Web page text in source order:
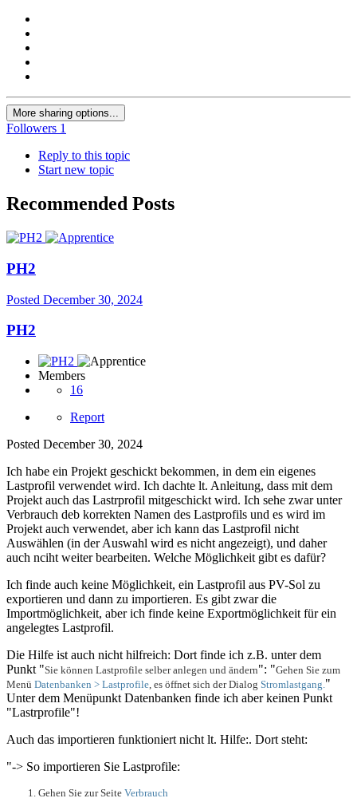
More sharing options...
Followers 1
Reply to this topic
Start new topic
Recommended Posts
PH2
Posted December 30, 2024
PH2
Members
16
Report
Posted December 30, 2024
Ich habe ein Projekt geschickt bekommen, in dem ein eigenes
Lastprofil verwendet wird. Ich dachte lt. Anleitung, dass mit dem
Projekt auch das Lastrprofil mitgeschickt wird. Ich sehe zwar unter
Verbrauch deb korrekten Namen des Lastprofils und es wird im
Projekt auch verwendet, aber ich kann das Lastprofil nicht
Auswählen (in der Auswahl wird es nicht angezeigt), und daher
auch nciht weiter bearbeiten. Welche Möglichkeit gibt es dafür?
Ich finde auch keine Möglichkeit, ein Lastprofil aus PV-Sol zu
exportieren und dann zu importieren. Es gibt zwar die
Importmöglichkeit, aber ich finde keine Exportmöglichkeit für ein
angelegtes Lastprofil.
Die Hilfe ist auch nicht hilfreich: Dort finde ich z.B. unter dem
Punkt "Sie können Lastprofile selber anlegen und ändern": "Gehen Sie zum
Menü Datenbanken > Lastprofile, es öffnet sich der Dialog Stromlastgang."
Unter dem Menüpunkt Datenbanken finde ich aber keinen Punkt
"Lastrprofile"!
Auch das importieren funktioniert nicht lt. Hilfe:. Dort steht:
"-> So importieren Sie Lastprofile:
Gehen Sie zur Seite Verbrauch